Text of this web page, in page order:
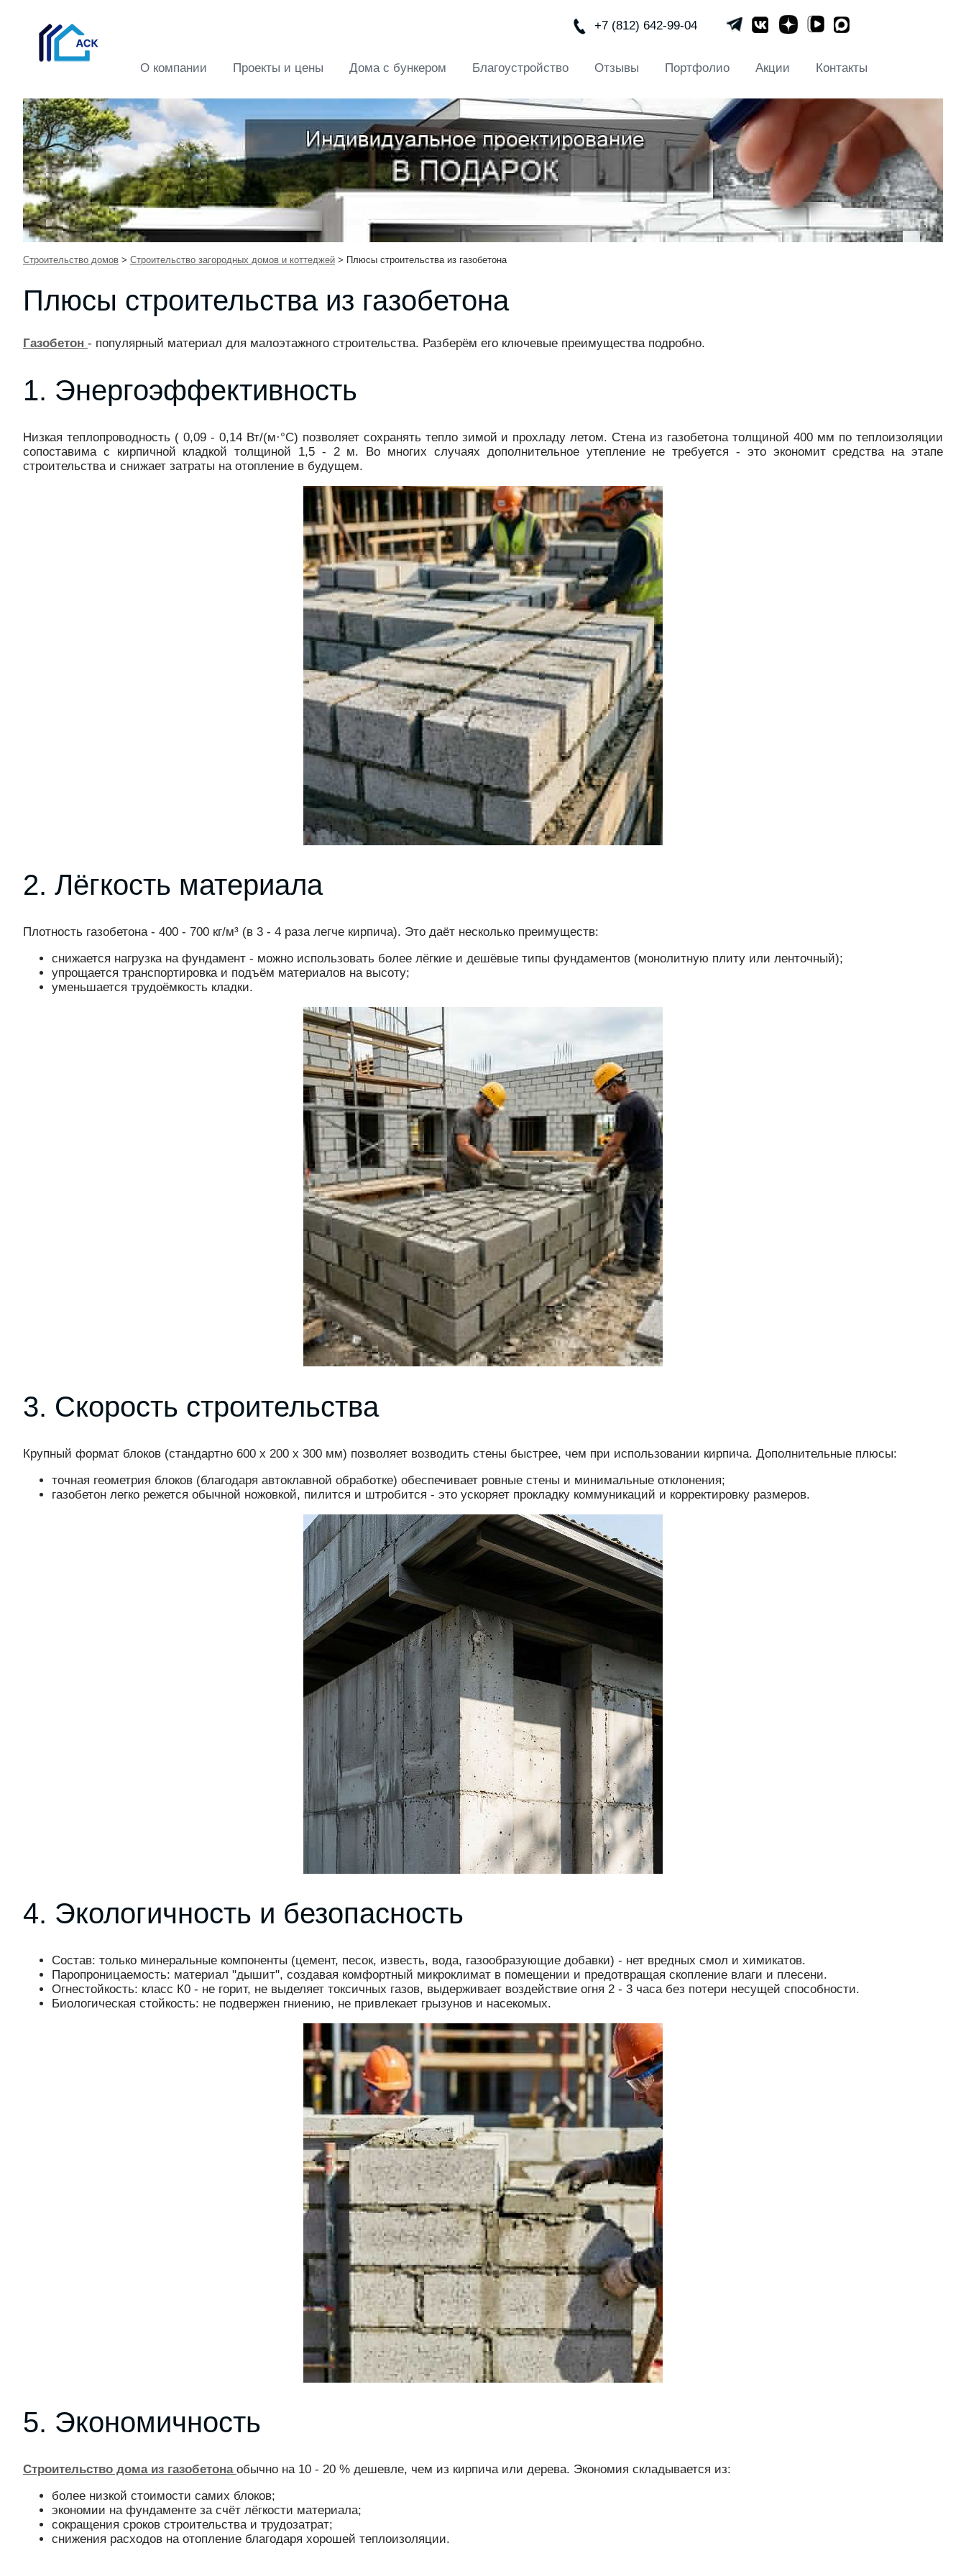
+7 (812) 642-99-04
О компании Проекты и цены Дома с бункером Благоустройство Отзывы Портфолио Акции Контакты
Строительство домов > Строительство загородных домов и коттеджей > Плюсы строительства из газобетона
Плюсы строительства из газобетона
Газобетон - популярный материал для малоэтажного строительства. Разберём его ключевые преимущества подробно.
1. Энергоэффективность
Низкая теплопроводность ( 0,09 - 0,14 Вт/(м·°C) позволяет сохранять тепло зимой и прохладу летом. Стена из газобетона толщиной 400 мм по теплоизоляции
сопоставима с кирпичной кладкой толщиной 1,5 - 2 м. Во многих случаях дополнительное утепление не требуется - это экономит средства на этапе
строительства и снижает затраты на отопление в будущем.
2. Лёгкость материала
Плотность газобетона - 400 - 700 кг/м³ (в 3 - 4 раза легче кирпича). Это даёт несколько преимуществ:
снижается нагрузка на фундамент - можно использовать более лёгкие и дешёвые типы фундаментов (монолитную плиту или ленточный);
упрощается транспортировка и подъём материалов на высоту;
уменьшается трудоёмкость кладки.
3. Скорость строительства
Крупный формат блоков (стандартно 600 x 200 x 300 мм) позволяет возводить стены быстрее, чем при использовании кирпича. Дополнительные плюсы:
точная геометрия блоков (благодаря автоклавной обработке) обеспечивает ровные стены и минимальные отклонения;
газобетон легко режется обычной ножовкой, пилится и штробится - это ускоряет прокладку коммуникаций и корректировку размеров.
4. Экологичность и безопасность
Состав: только минеральные компоненты (цемент, песок, известь, вода, газообразующие добавки) - нет вредных смол и химикатов.
Паропроницаемость: материал "дышит", создавая комфортный микроклимат в помещении и предотвращая скопление влаги и плесени.
Огнестойкость: класс К0 - не горит, не выделяет токсичных газов, выдерживает воздействие огня 2 - 3 часа без потери несущей способности.
Биологическая стойкость: не подвержен гниению, не привлекает грызунов и насекомых.
5. Экономичность
Строительство дома из газобетона обычно на 10 - 20 % дешевле, чем из кирпича или дерева. Экономия складывается из:
более низкой стоимости самих блоков;
экономии на фундаменте за счёт лёгкости материала;
сокращения сроков строительства и трудозатрат;
снижения расходов на отопление благодаря хорошей теплоизоляции.